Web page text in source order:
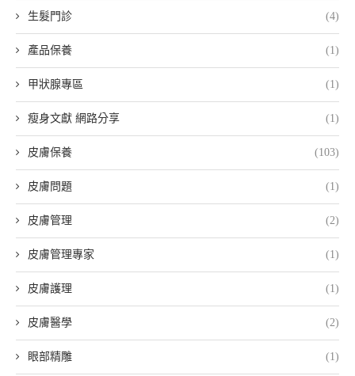
生髮門診 (4)
產品保養 (1)
甲狀腺專區 (1)
瘦身文獻 網路分享 (1)
皮膚保養 (103)
皮膚問題 (1)
皮膚管理 (2)
皮膚管理專家 (1)
皮膚護理 (1)
皮膚醫學 (2)
眼部精雕 (1)